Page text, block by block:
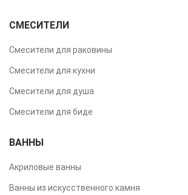
СМЕСИТЕЛИ
Смесители для раковины
Смесители для кухни
Смесители для душа
Смесители для биде
ВАННЫ
Акриловые ванны
Ванны из искусственного камня